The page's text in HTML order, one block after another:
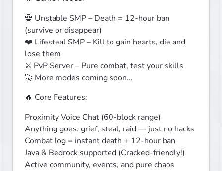
💀 Unstable SMP – Death = 12-hour ban
(survive or disappear)
❤️ Lifesteal SMP – Kill to gain hearts, die and
lose them
⚔️ PvP Server – Pure combat, test your skills
🚀 More modes coming soon...
🔥 Core Features:
Proximity Voice Chat (60-block range)
Anything goes: grief, steal, raid — just no hacks
Combat log = instant death + 12-hour ban
Java & Bedrock supported (Cracked-friendly!)
Active community, events, and pure chaos